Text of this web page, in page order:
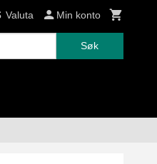
Valuta Min konto
Søk